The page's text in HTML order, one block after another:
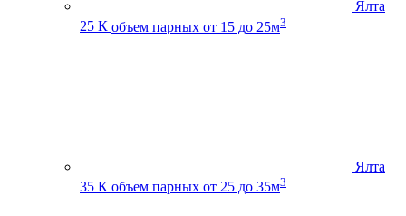
Ялта
25 К объем парных от 15 до 25м3
Ялта
35 К объем парных от 25 до 35м3